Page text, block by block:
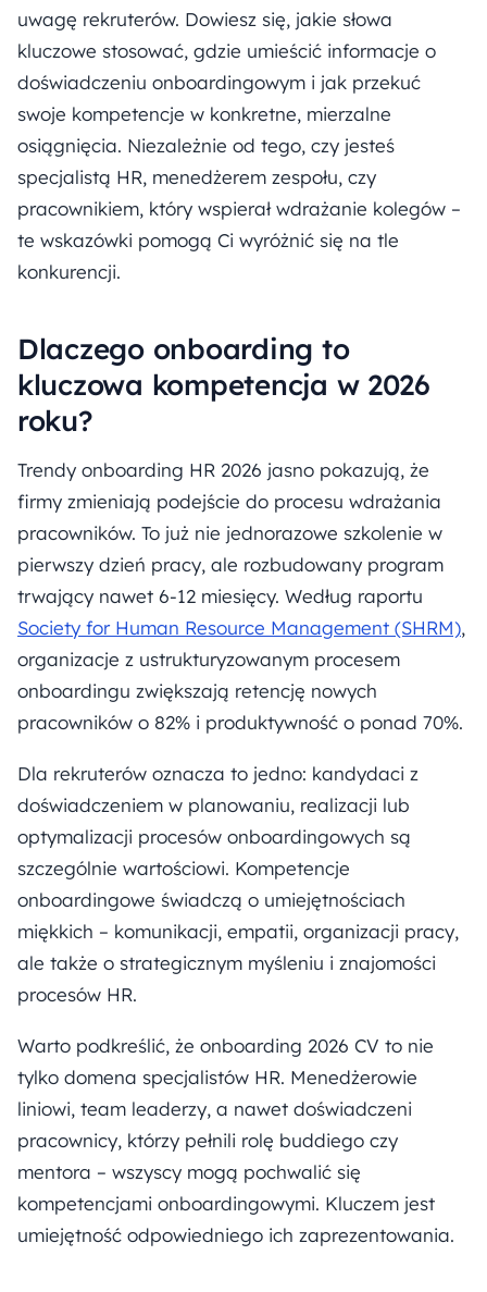
uwagę rekruterów. Dowiesz się, jakie słowa
kluczowe stosować, gdzie umieścić informacje o
doświadczeniu onboardingowym i jak przekuć
swoje kompetencje w konkretne, mierzalne
osiągnięcia. Niezależnie od tego, czy jesteś
specjalistą HR, menedżerem zespołu, czy
pracownikiem, który wspierał wdrażanie kolegów –
te wskazówki pomogą Ci wyróżnić się na tle
konkurencji.
Dlaczego onboarding to
kluczowa kompetencja w 2026
roku?
Trendy onboarding HR 2026 jasno pokazują, że
firmy zmieniają podejście do procesu wdrażania
pracowników. To już nie jednorazowe szkolenie w
pierwszy dzień pracy, ale rozbudowany program
trwający nawet 6-12 miesięcy. Według raportu
Society for Human Resource Management (SHRM),
organizacje z ustrukturyzowanym procesem
onboardingu zwiększają retencję nowych
pracowników o 82% i produktywność o ponad 70%.
Dla rekruterów oznacza to jedno: kandydaci z
doświadczeniem w planowaniu, realizacji lub
optymalizacji procesów onboardingowych są
szczególnie wartościowi. Kompetencje
onboardingowe świadczą o umiejętnościach
miękkich – komunikacji, empatii, organizacji pracy,
ale także o strategicznym myśleniu i znajomości
procesów HR.
Warto podkreślić, że onboarding 2026 CV to nie
tylko domena specjalistów HR. Menedżerowie
liniowi, team leaderzy, a nawet doświadczeni
pracownicy, którzy pełnili rolę buddiego czy
mentora – wszyscy mogą pochwalić się
kompetencjami onboardingowymi. Kluczem jest
umiejętność odpowiedniego ich zaprezentowania.